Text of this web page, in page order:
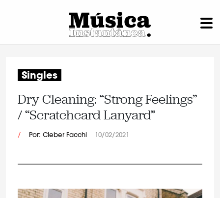
Singles
Dry Cleaning: “Strong Feelings”
/ “Scratchcard Lanyard”
/ Por: Cleber Facchi 10/02/2021